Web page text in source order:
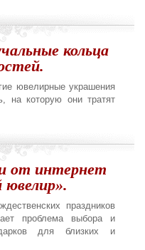
кольца
ювелирные украшения
на которую они тратят
от интернет
праздников
проблема выбора и
для близких и